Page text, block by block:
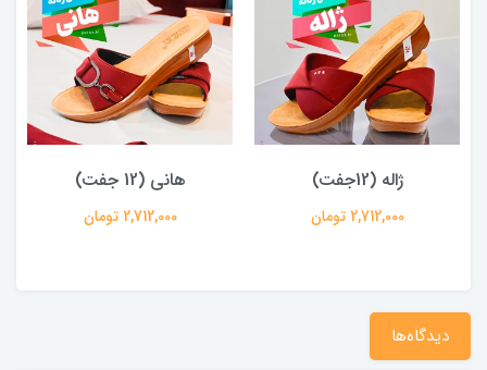
ژاله (12جفت)
2,712,000 تومان
هانی (12 جفت)
2,712,000 تومان
دیدگاه‌ها